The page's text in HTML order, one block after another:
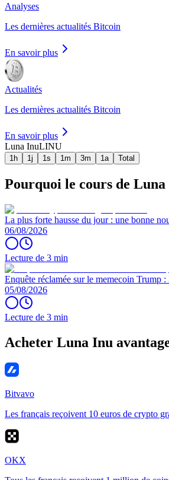
Analyses
Les dernières actualités Bitcoin
En savoir plus
Actualités
Les dernières actualités Bitcoin
En savoir plus
Luna InuLINU
1h 1j 1s 1m 3m 1a Total
Pourquoi le cours de
La plus forte hausse du jour : une bonne
06/08/2026
Lecture de 3 min
Enquête réclamée sur le memecoin Trump
05/08/2026
Lecture de 3 min
Acheter Luna Inu
Bitvavo
Les français reçoivent 10 euros de crypto
OKX